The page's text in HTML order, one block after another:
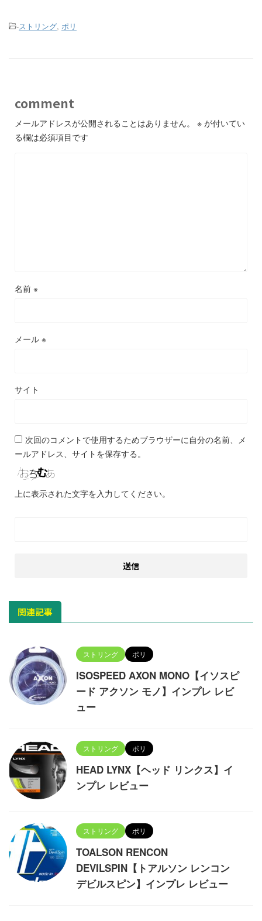
-ストリング, ポリ
comment
メールアドレスが公開されることはありません。 ※ が付いてい
る欄は必須項目です
名前 ※
メール ※
サイト
次回のコメントで使用するためブラウザーに自分の名前、メ
ールアドレス、サイトを保存する。
上に表示された文字を入力してください。
関連記事
ストリング ポリ
ISOSPEED AXON MONO【イソスピ
ード アクソン モノ】インプレ レビ
ュー
ストリング ポリ
HEAD LYNX【ヘッド リンクス】イ
ンプレ レビュー
ストリング ポリ
TOALSON RENCON
DEVILSPIN【トアルソン レンコン
デビルスピン】インプレ レビュー